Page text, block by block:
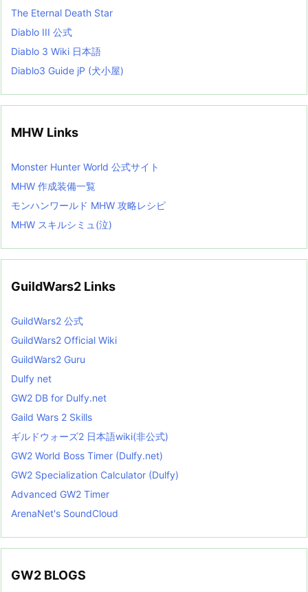
The Eternal Death Star
Diablo III 公式
Diablo 3 Wiki 日本語
Diablo3 Guide jP (犬小屋)
MHW Links
Monster Hunter World 公式サイト
MHW 作成装備一覧
モンハンワールド MHW 攻略レシピ
MHW スキルシミュ(泣)
GuildWars2 Links
GuildWars2 公式
GuildWars2 Official Wiki
GuildWars2 Guru
Dulfy net
GW2 DB for Dulfy.net
Gaild Wars 2 Skills
ギルドウォーズ2 日本語wiki(非公式)
GW2 World Boss Timer (Dulfy.net)
GW2 Specialization Calculator (Dulfy)
Advanced GW2 Timer
ArenaNet's SoundCloud
GW2 BLOGS